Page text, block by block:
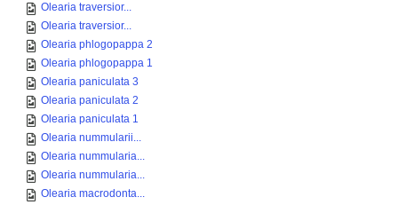
Olearia traversior...
Olearia traversior...
Olearia phlogopappa 2
Olearia phlogopappa 1
Olearia paniculata 3
Olearia paniculata 2
Olearia paniculata 1
Olearia nummularii...
Olearia nummularia...
Olearia nummularia...
Olearia macrodonta...